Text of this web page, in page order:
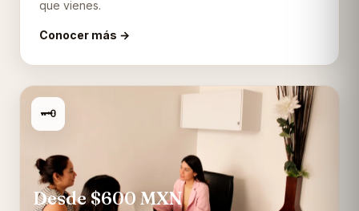
que vienes.
Conocer más →
🗝️
Desde $600 MXN